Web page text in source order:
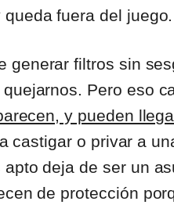
fuera del juego.
generar filtros sin
Pero eso
y pueden
castigar o privar a
deja de ser un
de protección